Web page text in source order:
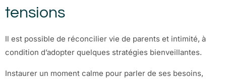
tensions
Il est possible de réconcilier vie de parents et intimité, à
condition d’adopter quelques stratégies bienveillantes.
Instaurer un moment calme pour parler de ses besoins,